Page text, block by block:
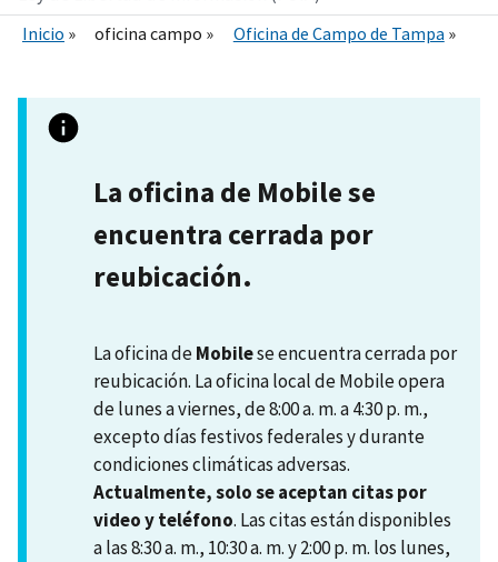
Inicio oficina campo Oficina de Campo de Tampa
La oficina de Mobile se
encuentra cerrada por
reubicación.
La oficina deMobilese encuentra cerrada por
reubicación. La oficina local de Mobile opera
de lunes a viernes, de 8:00 a. m. a 4:30 p. m.,
excepto días festivos federales y durante
condiciones climáticas adversas.
Actualmente, solo se aceptan citas por
video y teléfono. Las citas están disponibles
a las 8:30 a. m., 10:30 a. m. y 2:00 p. m. los lunes,